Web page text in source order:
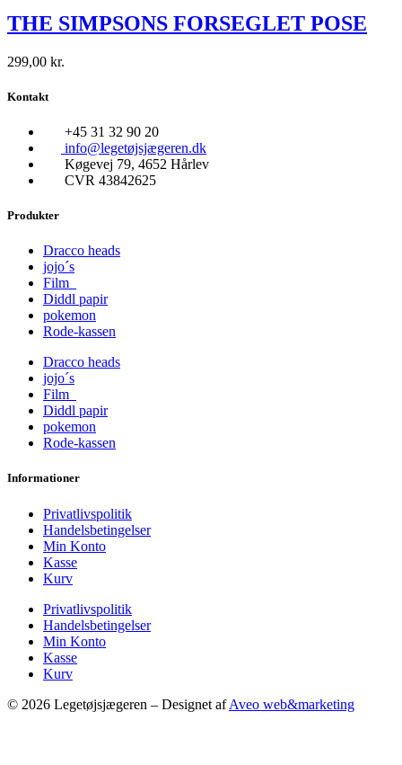
THE SIMPSONS FORSEGLET POSE
299,00 kr.
Kontakt
+45 31 32 90 20
info@legetøjsjægeren.dk
Køgevej 79, 4652 Hårlev
CVR 43842625
Produkter
Dracco heads
jojo´s
Film
Diddl papir
pokemon
Rode-kassen
Dracco heads
jojo´s
Film
Diddl papir
pokemon
Rode-kassen
Informationer
Privatlivspolitik
Handelsbetingelser
Min Konto
Kasse
Kurv
Privatlivspolitik
Handelsbetingelser
Min Konto
Kasse
Kurv
© 2026 Legetøjsjægeren – Designet afAveo web&marketing